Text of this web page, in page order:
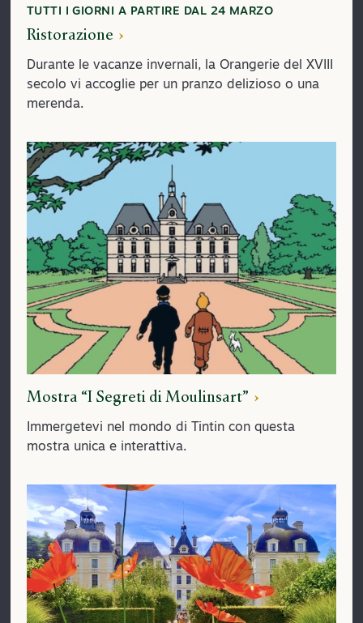
TUTTI I GIORNI A PARTIRE DAL 24 MARZO
Ristorazione
Durante le vacanze invernali, la Orangerie del XVIII
secolo vi accoglie per un pranzo delizioso o una
merenda.
Mostra “I Segreti di Moulinsart”
Immergetevi nel mondo di Tintin con questa
mostra unica e interattiva.